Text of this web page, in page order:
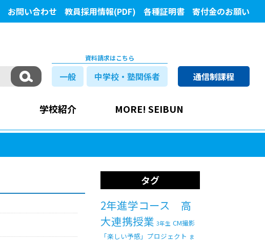
お問い合わせ 教員採用情報(PDF) 各種証明書 寄付金のお願い
資料請求はこちら
一般 中学校・塾関係者 通信制課程
学校紹介 MORE! SEIBUN
タグ
2年進学コース 高
大連携授業 3年生 CM撮影
「楽しい予感」プロジェクト ま